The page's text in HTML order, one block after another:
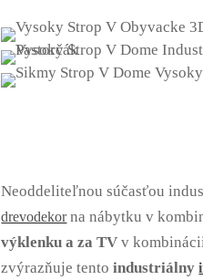
Neoddeliteľnou súčasťou
drevodekorna nábytku v
výklenku a za TV v
zvýrazňuje tentoindustriálny